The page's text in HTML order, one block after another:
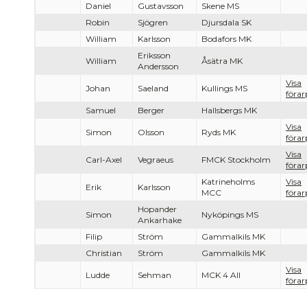
Daniel
Gustavsson
Skene MS
Robin
Sjögren
Djursdala SK
William
Karlsson Bodafors MK
William
Eriksson
Andersson
Åsätra MK
Johan Saeland Kullings MS
Visa
Samuel
Berger Hallsbergs MK
Simon Olsson Ryds MK
Visa
Carl-Axel Vegraeus FMCK Stockholm
Visa
Erik Karlsson
Katrineholms
MCC
Visa
Simon
Hopander
Ankarhake
Nyköpings MS
Filip Ström
Gammalkils MK
Christian
Ström Gammalkils MK
Ludde Sehman MCK 4 All
Visa